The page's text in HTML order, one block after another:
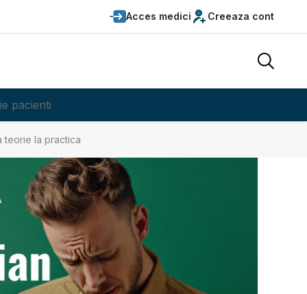
Acces medici Creeaza cont
pacienti
teorie la practica